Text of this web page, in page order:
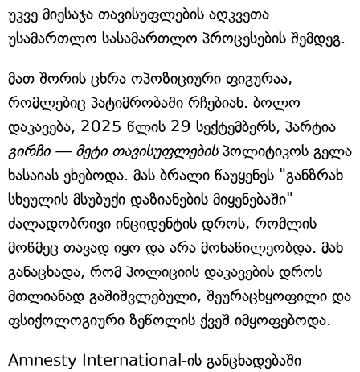
უკვე მიესაჯა თავისუფლების აღკვეთა
უსამართლო სასამართლო პროცესების შემდეგ.
მათ შორის ცხრა ოპოზიციური ფიგურაა,
რომლებიც პატიმრობაში რჩებიან. ბოლო
დაკავება, 2025 წლის 29 სექტემბერს, პარტია
გირჩი — მეტი თავისუფლებისპოლიტიკოს გელა
ხასაიას ეხებოდა. მას ბრალი წაუყენეს "განზრახ
სხეულის მსუბუქი დაზიანების მიყენებაში"
ძალადობრივი ინციდენტის დროს, რომლის
მოწმეც თავად იყო და არა მონაწილეობდა. მან
განაცხადა, რომ პოლიციის დაკავების დროს
მთლიანად გაშიშვლებული, შეურაცხყოფილი და
ფსიქოლოგიური ზეწოლის ქვეშ იმყოფებოდა.
Amnesty International-ის განცხადებაში